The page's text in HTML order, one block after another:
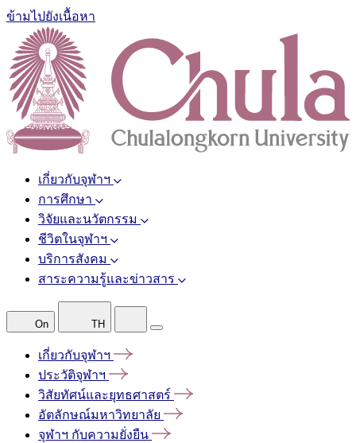
ข้ามไปยังเนื้อหา
เกี่ยวกับจุฬาฯ
การศึกษา
วิจัยและนวัตกรรม
ชีวิตในจุฬาฯ
บริการสังคม
สาระความรู้และข่าวสาร
On TH
เกี่ยวกับจุฬาฯ
ประวัติจุฬาฯ
วิสัยทัศน์และยุทธศาสตร์
อัตลักษณ์มหาวิทยาลัย
จุฬาฯ กับความยั่งยืน